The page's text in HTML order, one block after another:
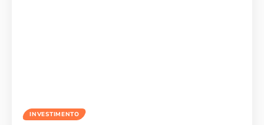
INVESTIMENTO